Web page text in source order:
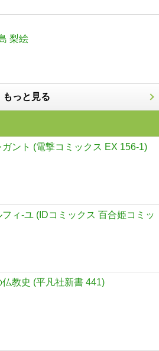
梨絵
もっと見る
ガント (電撃コミックス EX 156-1)
ィ-ユ (IDコミックス 百合姫コミッ
教史 (平凡社新書 441)